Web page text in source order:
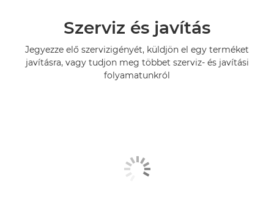
Szerviz és javítás
Jegyezze elő szervizigényét, küldjön el egy terméket
javításra, vagy tudjon meg többet szerviz- és javítási
folyamatunkról